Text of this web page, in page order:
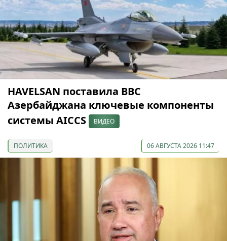
HAVELSAN поставила ВВС
Азербайджана ключевые компоненты
системы AICCS
ВИДЕО
ПОЛИТИКА 06 АВГУСТА 2026 11:47